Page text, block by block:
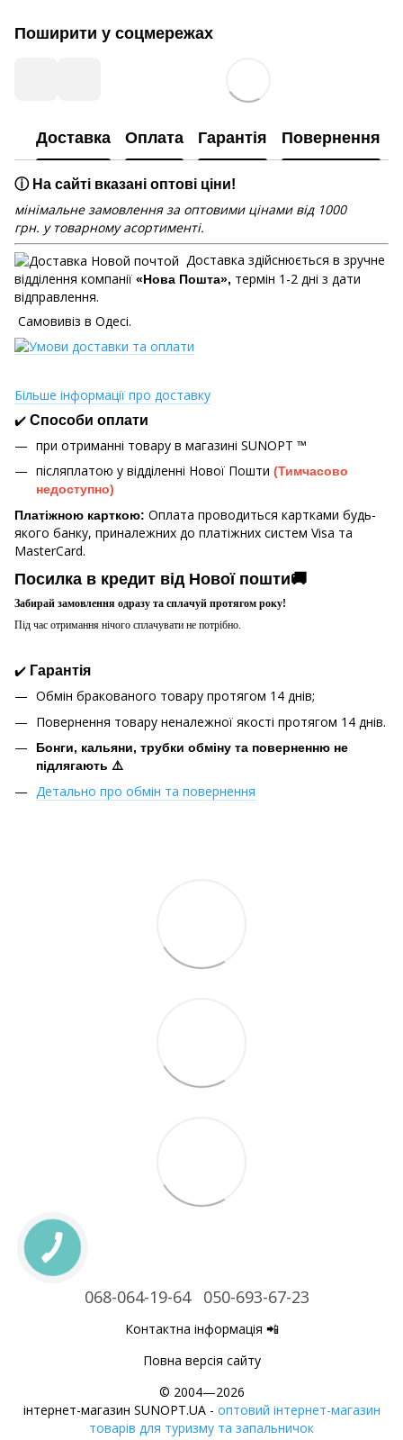
Поширити у соцмережах
Доставка Оплата Гарантія Повернення
ⓘ На сайті вказані оптові ціни!
мінімальне замовлення за оптовими цінами від 1000
грн. у товарному асортименті.
Доставка здійснюється в зручне
відділення компанії «Нова Пошта», термін 1-2 дні з дати
відправлення.
Самовивіз в Одесі.
Більше інформації про доставку
✔️ Способи оплати
при отриманні товару в магазині SUNOPT ™
післяплатою у відділенні Нової Пошти (Тимчасово
недоступно)
Платіжною карткою: Оплата проводиться картками будь-
якого банку, приналежних до платіжних систем Visa та
MasterCard.
Посилка в кредит від Нової пошти🚚
Забирай замовлення одразу та сплачуй протягом року!
Під час отримання нічого сплачувати не потрібно.
✔️ Гарантія
Обмін бракованого товару протягом 14 днів;
Повернення товару неналежної якості протягом 14 днів.
Бонги, кальяни, трубки обміну та поверненню не
підлягають ⚠️
Детально про обмін та повернення
068-064-19-64 050-693-67-23
Контактна інформація 📲
Повна версія сайту
© 2004—2026
інтернет-магазин SUNOPT.UA - оптовий інтернет-магазин
товарів для туризму та запальничок